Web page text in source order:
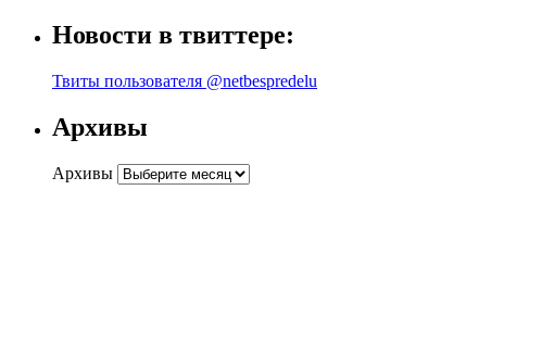
Новости в твиттере:
Твиты пользователя @netbespredelu
Архивы
Архивы